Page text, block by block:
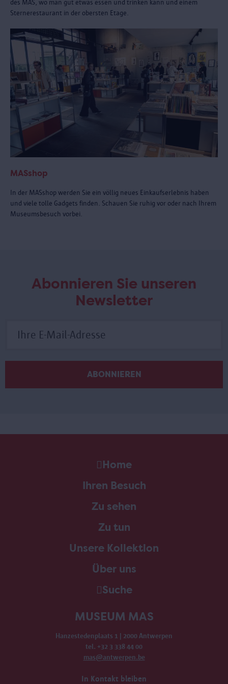
des MAS, wo man gut etwas essen und trinken kann und einem
Sternerestaurant in der obersten Etage.
MASshop
In der MASshop werden Sie ein völlig neues Einkaufserlebnis haben
und viele tolle Gadgets finden. Schauen Sie ruhig vor oder nach Ihrem
Museumsbesuch vorbei.
Abonnieren Sie unseren
Newsletter
Home
Ihren Besuch
Zu sehen
Zu tun
Unsere Kollektion
Über uns
Suche
MUSEUM MAS
Hanzestedenplaats 1 | 2000 Antwerpen
tel. +32 3 338 44 00
mas@antwerpen.be
In Kontakt bleiben